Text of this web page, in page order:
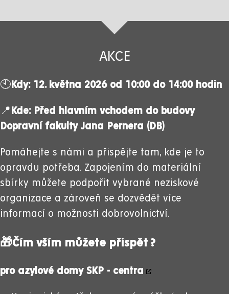
AKCE
🕙 Kdy: 12. května 2026 od 10:00 do 14:00 hodin
📍 Kde: Před hlavním vchodem do budovy
Dopravní fakulty Jana Pernera (DB)
Pomáhejte s námi a přispějte tam, kde je to
opravdu potřeba. Zapojením do materiální
sbírky můžete podpořit vybrané neziskové
organizace a zároveň se dozvědět více
informací o možnosti dobrovolnictví.
🎁Čím vším můžete přispět ?
pro azylové domy SKP - centra